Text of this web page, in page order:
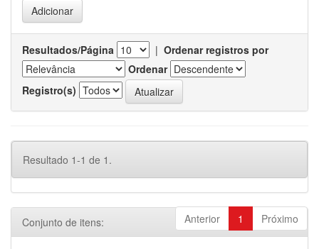
Resultados/Página | Ordenar registros por
Ordenar
Registro(s)
Resultado 1-1 de 1.
Anterior 1 Próximo
Conjunto de itens: